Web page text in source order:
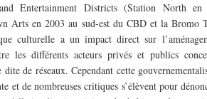
Entertainment Districts (Station North
Arts en 2003 au sud-est du CBD et la Bromo
culturelle a un impact direct sur
les différents acteurs privés et publics
dite de réseaux. Cependant cette
et de nombreuses critiques s’élèvent pour